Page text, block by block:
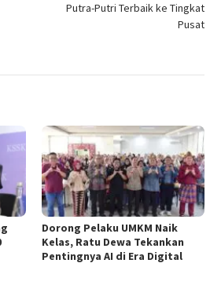
Putra-Putri Terbaik ke Tingkat
Pusat
Dorong Pelaku UMKM Naik
Kelas, Ratu Dewa Tekankan
Pentingnya AI di Era Digital